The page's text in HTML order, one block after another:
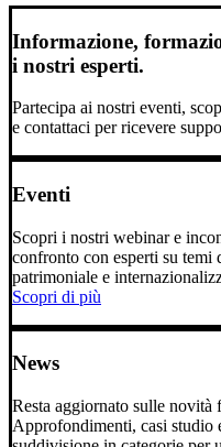
Informazione,
i nostri esperti.
Partecipa ai nostri eventi,
e contattaci per ricevere
Eventi
Scopri i nostri webinar e
confronto con esperti su
patrimoniale e
Scopri di più
News
Resta aggiornato sulle novità
Approfondimenti, casi studio